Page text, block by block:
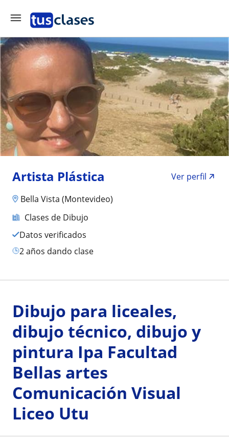
Artista Plástica
Ver perfil
Bella Vista (Montevideo)
Clases de Dibujo
Datos verificados
2 años dando clase
Dibujo para liceales,
dibujo técnico, dibujo y
pintura Ipa Facultad
Bellas artes
Comunicación Visual
Liceo Utu